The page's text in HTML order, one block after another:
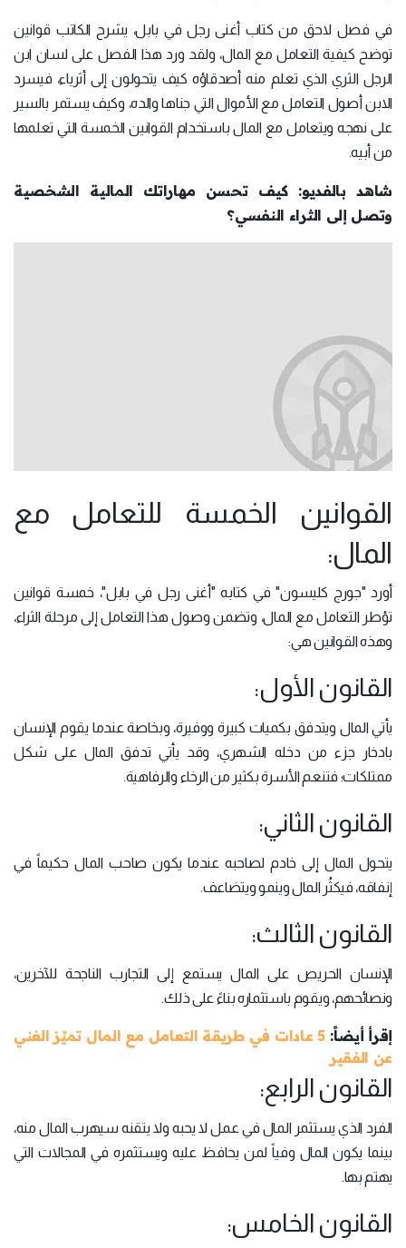
في فصل لاحق من كتاب أغنى رجل في بابل، يشرح الكاتب قوانين
توضح كيفية التعامل مع المال، ولقد ورد هذا الفصل على لسان ابن
الرجل الثري الذي تعلم منه أصدقاؤه كيف يتحولون إلى أثرياء، فيسرد
الابن أصول التعامل مع الأموال التي جناها والده، وكيف يستمر بالسير
على نهجه ويتعامل مع المال باستخدام القوانين الخمسة التي تعلمها
من أبيه.
شاهد بالفديو: كيف تحسن مهاراتك المالية الشخصية
وتصل إلى الثراء النفسي؟
القوانين الخمسة للتعامل مع
المال:
أورد "جورج كليسون" في كتابه "أغنى رجل في بابل"، خمسة قوانين
تؤطر التعامل مع المال، وتضمن وصول هذا التعامل إلى مرحلة الثراء،
وهذه القوانين هي:
القانون الأول:
يأتي المال ويتدفق بكميات كبيرة ووفيرة، وبخاصة عندما يقوم الإنسان
بادخار جزء من دخله الشهري، وقد يأتي تدفق المال على شكل
ممتلكات؛ فتنعم الأسرة بكثير من الرخاء والرفاهية.
القانون الثاني:
يتحول المال إلى خادم لصاحبه عندما يكون صاحب المال حكيماً في
إنفاقه، فيكثُر المال وينمو ويتضاعف.
القانون الثالث:
الإنسان الحريص على المال يستمع إلى التجارب الناجحة للآخرين،
ونصائحهم، ويقوم باستثماره بناءً على ذلك.
إقرأ أيضاً:
5 عادات في طريقة التعامل مع المال تميِّز الغني
عن الفقير
القانون الرابع:
الفرد الذي يستثمر المال في عمل لا يحبه ولا يتقنه سيهرب المال منه،
بينما يكون المال وفياً لمن يحافظ عليه ويستثمره في المجالات التي
يهتم بها.
القانون الخامس: